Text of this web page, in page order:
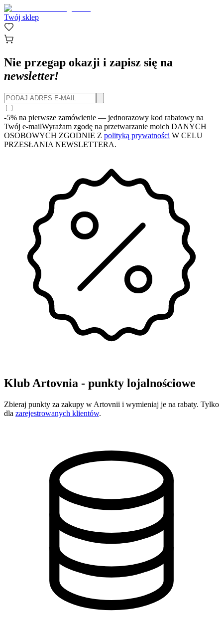
Twój sklep
Nie przegap okazji i zapisz się na
newsletter!
-5% na pierwsze zamówienie — jednorazowy kod rabatowy na
Twój e-mailWyrażam zgodę na przetwarzanie moich DANYCH
OSOBOWYCH ZGODNIE Z polityką prywatności W CELU
PRZESŁANIA NEWSLETTERA.
Klub Artovnia - punkty lojalnościowe
Zbieraj punkty za zakupy w Artovnii i wymieniaj je na rabaty. Tylko
dla zarejestrowanych klientów.